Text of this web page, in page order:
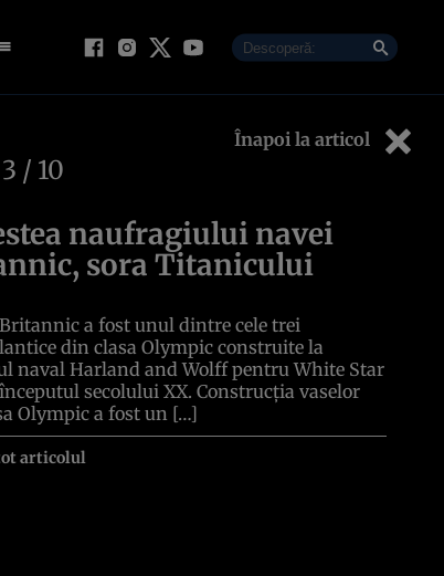
Înapoi la articol
3 / 10
naufragiului navei
sora Titanicului
a fost unul dintre cele trei
din clasa Olympic construite la
naval Harland and Wolff pentru White Star
secolului XX. Construcția vaselor
Olympic a fost un […]
articolul